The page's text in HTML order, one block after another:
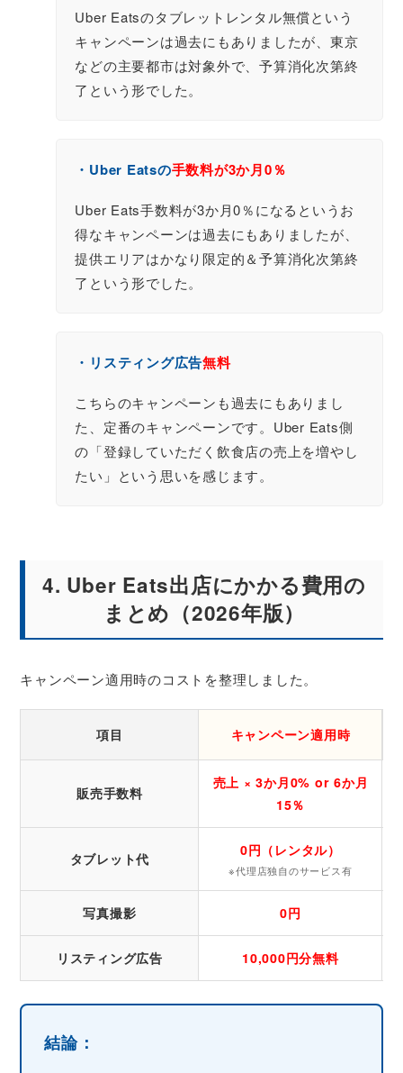
Uber Eatsのタブレットレンタル無償という
キャンペーンは過去にもありましたが、東京
などの主要都市は対象外で、予算消化次第終
了という形でした。
・Uber Eatsの手数料が3か月0％
Uber Eats手数料が3か月0％になるというお
得なキャンペーンは過去にもありましたが、
提供エリアはかなり限定的＆予算消化次第終
了という形でした。
・リスティング広告無料
こちらのキャンペーンも過去にもありまし
た、定番のキャンペーンです。Uber Eats側
の「登録していただく飲食店の売上を増やし
たい」という思いを感じます。
4. Uber Eats出店にかかる費用の
まとめ（2026年版）
キャンペーン適用時のコストを整理しました。
項目 キャンペーン適用時
販売手数料
売上 × 3か月0% or 6か月
15％
タブレット代 0円（レンタル）
※代理店独自のサービス有
写真撮影 0円
リスティング広告 10,000円分無料
結論：